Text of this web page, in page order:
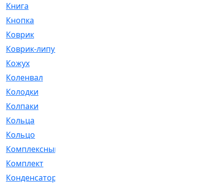
Книга
Кнопка
Коврик
Коврик-липучка
Кожух
Коленвал
Колодки
Колпаки
Кольца
Кольцо
Комплексный
Комплект
Конденсатор